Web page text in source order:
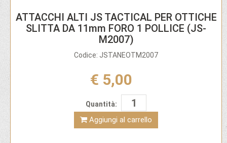
ATTACCHI ALTI JS TACTICAL PER OTTICHE
SLITTA DA 11mm FORO 1 POLLICE (JS-
M2007)
Codice: JSTANEOTM2007
€ 5,00
Quantità:
Aggiungi al carrello